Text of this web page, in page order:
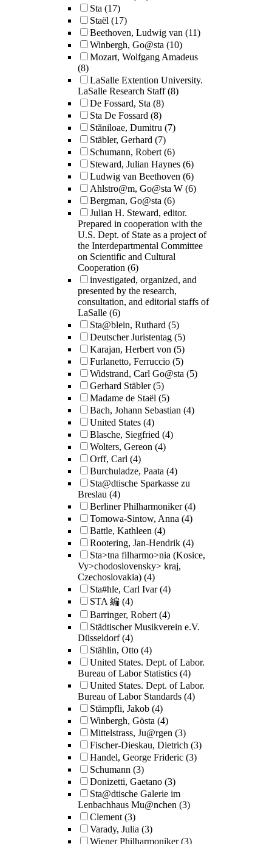
Sta (17)
Staël (17)
Beethoven, Ludwig van (11)
Winbergh, Go@sta (10)
Mozart, Wolfgang Amadeus
(8)
LaSalle Extention University.
LaSalle Research Staff(8)
De Fossard, Sta (8)
Sta De Fossard (8)
Stăniloae, Dumitru (7)
Stäbler, Gerhard (7)
Schumann, Robert(6)
Steward, Julian Haynes (6)
Ludwig van Beethoven (6)
Ahlstro@m, Go@sta W (6)
Bergman, Go@sta (6)
Julian H. Steward, editor.
Prepared in cooperation with the
U.S. Dept. of State as a project of
the Interdepartmental Committee
on Scientific and Cultural
Cooperation (6)
investigated, organized, and
presented by the research,
consultation, and editorial staffs of
LaSalle (6)
Sta@blein, Ruthard (5)
Deutscher Juristentag (5)
Karajan, Herbert von (5)
Furlanetto, Ferruccio (5)
Widstrand, Carl Go@sta (5)
Gerhard Stäbler(5)
Madame de Staël (5)
Bach, Johann Sebastian (4)
United States (4)
Blasche, Siegfried (4)
Wolters, Gereon (4)
Orff, Carl (4)
Burchuladze, Paata (4)
Sta@dtische Sparkasse zu
Breslau (4)
Berliner Philharmoniker(4)
Tomowa-Sintow, Anna (4)
Battle, Kathleen (4)
Rootering, Jan-Hendrik (4)
Sta>tna filharmo>nia (Kosice,
Vy>chodoslovensky> kraj,
Czechoslovakia) (4)
Sta#hle, Carl Ivar(4)
STA 編 (4)
Barringer, Robert(4)
Städtischer Musikverein e.V.
Düsseldorf(4)
Stählin, Otto (4)
United States. Dept. of Labor.
Bureau of Labor Statistics (4)
United States. Dept. of Labor.
Bureau of Labor Standards (4)
Stämpfli, Jakob (4)
Winbergh, Gösta (4)
Mittelstrass, Ju@rgen (3)
Fischer-Dieskau, Dietrich (3)
Handel, George Frideric (3)
Schumann (3)
Donizetti, Gaetano (3)
Sta@dtische Galerie im
Lenbachhaus Mu@nchen (3)
Clement(3)
Varady, Julia (3)
Wiener Philharmoniker(3)